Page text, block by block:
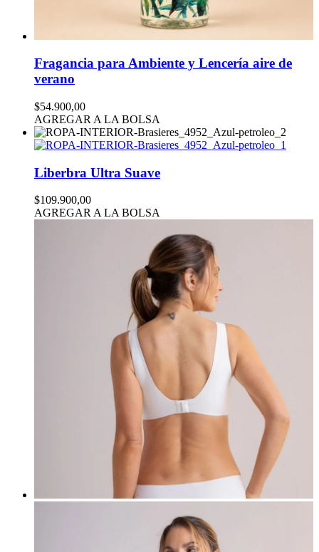
Fragancia para Ambiente y Lencería aire de
verano
$54.900,00
AGREGAR A LA BOLSA
Liberbra Ultra Suave
$109.900,00
AGREGAR A LA BOLSA